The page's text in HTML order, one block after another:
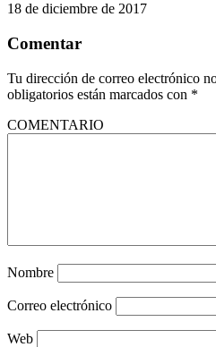
18 de diciembre de 2017
Comentar
Tu dirección de correo electrónico
obligatorios están marcados con *
COMENTARIO
Nombre
Correo electrónico
Web